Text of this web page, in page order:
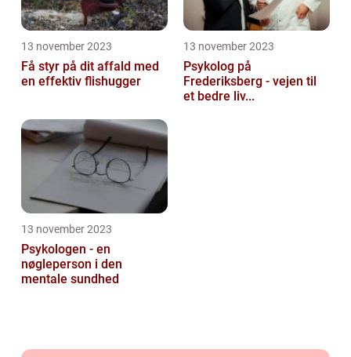
13 november 2023
Få styr på dit affald med
en effektiv flishugger
13 november 2023
Psykolog på
Frederiksberg - vejen til
et bedre liv...
13 november 2023
Psykologen - en
nøgleperson i den
mentale sundhed